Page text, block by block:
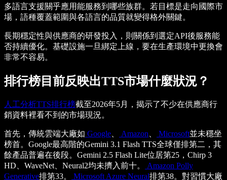
多語言支援關乎應用能服務到哪些族群。若目標是走向國際市
場，語種覆蓋範圍與各語言的品質就變得格外關鍵。
長期穩定性與供應商的研發投入，則關係到選定API後服務能
否持續優化。基礎設施一旦綁定上線，要在生產環境中更換會
非常不容易。
排行榜目前反映出TTS市場什麼狀況？
人工分析TTS排行榜截至2026年5月，揭示了不少在供應商行
銷資料裡看不到的市場現況。
首先，傳統雲端大廠如 Google Amazon Microsoft並未穩坐
榜首。Google最高階的Gemini 3.1 Flash TTS全球僅排第二，其
餘產品普遍在後段。Gemini 2.5 Flash Lite位居第25，Chirp 3
HD、WaveNet、Neural2均未擠入前十。
Amazon Polly
Generative排第33。 Microsoft Azure Neural排第38。對習慣大廠